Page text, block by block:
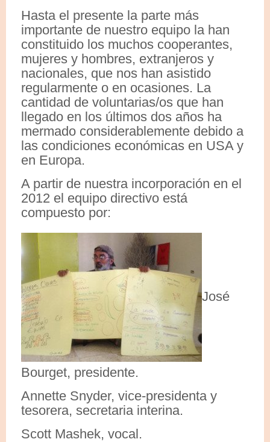
Hasta el presente la parte más
importante de nuestro equipo la han
constituido los muchos cooperantes,
mujeres y hombres, extranjeros y
nacionales, que nos han asistido
regularmente o en ocasiones. La
cantidad de voluntarias/os que han
llegado en los últimos dos años ha
mermado considerablemente debido a
las condiciones económicas en USA y
en Europa.
A partir de nuestra incorporación en el
2012 el equipo directivo está
compuesto por:
José
Bourget, presidente.
Annette Snyder, vice-presidenta y
tesorera, secretaria interina.
Scott Mashek, vocal.